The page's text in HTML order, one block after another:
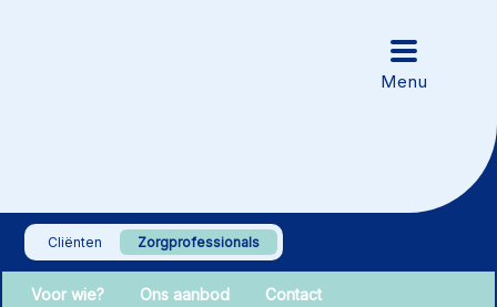
Cliënten Zorgprofessionals
Voor wie? Ons aanbod Contact